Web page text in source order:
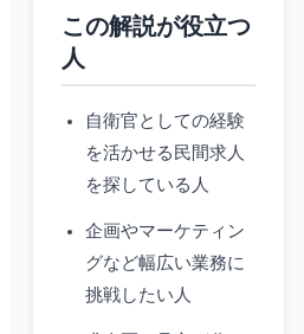
この解説が役立つ
人
自衛官としての経験
を活かせる民間求人
を探している人
企画やマーケティン
グなど幅広い業務に
挑戦したい人